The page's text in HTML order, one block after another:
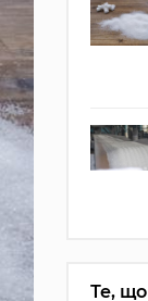
Те, що